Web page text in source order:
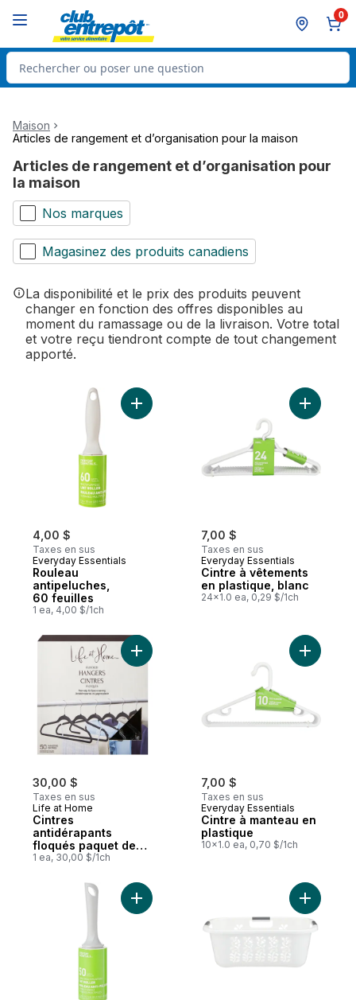
0
Rechercher des produits
Maison
Articles de rangement et d’organisation pour la maison
Articles de rangement et d’organisation pour
la maison
Nos marques
Magasinez des produits canadiens
La disponibilité et le prix des produits peuvent
changer en fonction des offres disponibles au
moment du ramassage ou de la livraison. Votre total
et votre reçu tiendront compte de tout changement
apporté.
4,00 $
Taxes en sus
Everyday Essentials
Rouleau
antipeluches,
60 feuilles
1 ea, 4,00 $/1ch
Ajouter Rouleau antipeluches, 60 feuilles
7,00 $
Taxes en sus
Everyday Essentials
Cintre à vêtements
en plastique, blanc
24x1.0 ea, 0,29 $/1ch
Ajouter
30,00 $
Taxes en sus
Life at Home
Cintres
antidérapants
floqués paquet de
50
1 ea, 30,00 $/1ch
7,00 $
Taxes en sus
Everyday Essentials
Cintre à manteau en
plastique
10x1.0 ea, 0,70 $/1ch
Ajouter
Ajouter Rouleau adhésif géant pour poils
Ajouter